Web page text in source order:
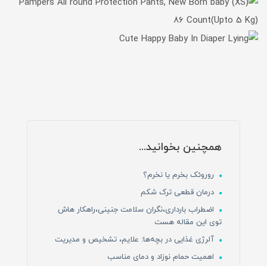
همچنین بخوانید...
روروئک بخرم یا نخرم؟
درمان قطعی ترک شکم
اضطراب بارداری،نگران سلامت جنینی،راهکار هاش
توی این مقاله هست
آلرژی غذایی در بچه‌ها: علایم، تشخیص و مدیریت
اهمیت حمام نوزاد و دمای مناسب